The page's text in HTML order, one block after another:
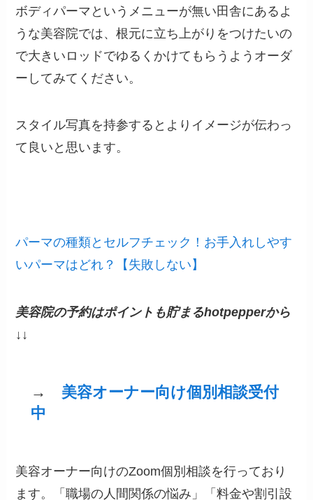
ボディパーマというメニューが無い田舎にあるよ
うな美容院では、根元に立ち上がりをつけたいの
で大きいロッドでゆるくかけてもらうようオーダ
ーしてみてください。
スタイル写真を持参するとよりイメージが伝わっ
て良いと思います。
パーマの種類とセルフチェック！お手入れしやす
いパーマはどれ？【失敗しない】
美容院の予約はポイントも貯まるhotpepperから
↓↓
→ 美容オーナー向け個別相談受付
中
美容オーナー向けのZoom個別相談を行っており
ます。「職場の人間関係の悩み」「料金や割引設